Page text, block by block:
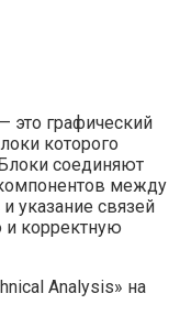
это графический
которого
соединяют
между
указание связей
и корректную
Analysis» на